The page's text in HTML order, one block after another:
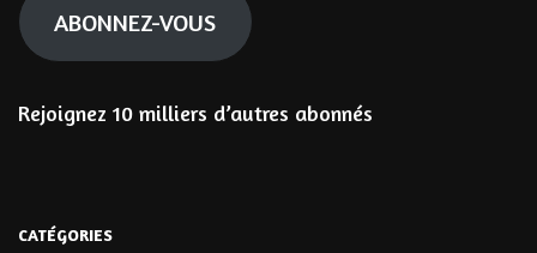
ABONNEZ-VOUS
Rejoignez 10 milliers d’autres abonnés
CATÉGORIES